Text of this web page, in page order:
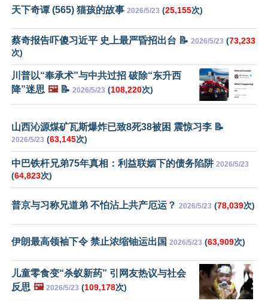
天下奇谭 (565) 猫孩的故事 2026/5/23 (25,155次)
蔡奇报告吓傻习近平 史上最严昏招出台 📝 2026/5/23 (73,233
次)
川普以“奉承术”与中共过招 破除“东升西
降”迷思 🖼️📝 2026/5/23 (108,220次)
山西沁源煤矿瓦斯爆炸已致8死38被困 震惊习李 📝
2026/5/23 (63,145次)
中巴铁杆兄弟75年真相：利益联姻下的债务陷阱 2026/5/23
(64,823次)
普京与习称兄道弟 不怕沾上共产厄运？ 2026/5/23 (78,039次)
伊朗最高领袖下令 禁止浓缩铀运出国 2026/5/23 (63,909次)
儿童零食变“杀蚁新药” 引网友热议与社会
反思 🖼️ 2026/5/23 (109,178次)